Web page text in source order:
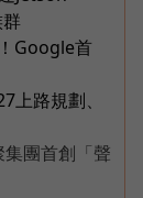
Google首
上路規劃、
集團首創「聲